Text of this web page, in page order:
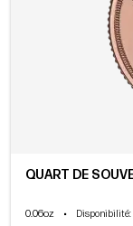
QUART DE
0.06oz • Disponibilité: